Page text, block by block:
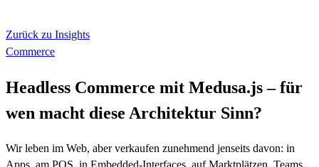
Zurück zu Insights
Commerce
Headless Commerce mit Medusa.js – für
wen macht diese Architektur Sinn?
Wir leben im Web, aber verkaufen zunehmend jenseits davon: in
Apps, am POS, in Embedded-Interfaces, auf Marktplätzen. Teams,